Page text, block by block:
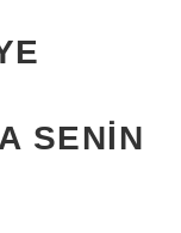
SENIN